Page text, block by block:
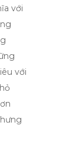
với
với